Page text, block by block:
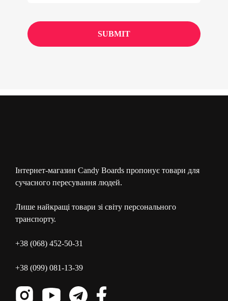
Інтернет-магазин Candy Boards пропонує товари для
сучасного пересування людей.
Лише найкращі товари зі світу персонального
транспорту.
+38 (068) 452-50-31
+38 (099) 081-13-39